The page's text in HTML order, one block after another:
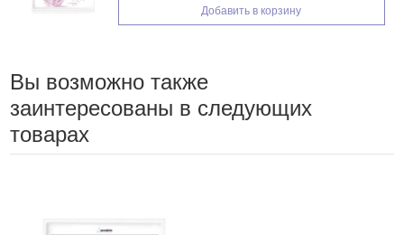
Добавить в корзину
Вы возможно также
заинтересованы в следующих
товарах